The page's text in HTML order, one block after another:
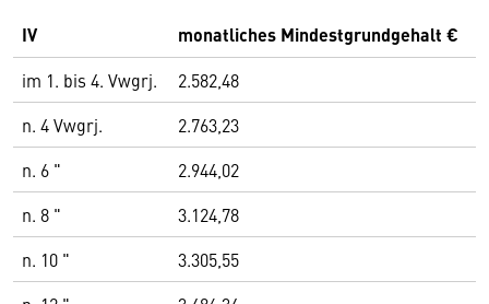
IV monatliches Mindestgrundgehalt €
im 1. bis 4. Vwgrj.
2.582,48
n. 4 Vwgrj.
2.763,23
n. 6 "
2.944,02
n. 8 "
3.124,78
n. 10 "
3.305,55